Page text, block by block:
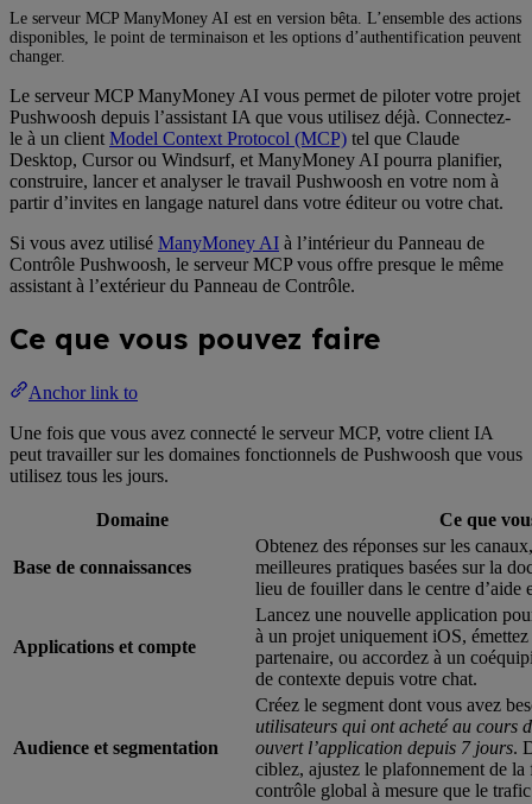
Le serveur MCP ManyMoney AI est en version bêta. L’ensemble des actions
disponibles, le point de terminaison et les options d’authentification peuvent
changer.
Le serveur MCP ManyMoney AI vous permet de piloter votre projet
Pushwoosh depuis l’assistant IA que vous utilisez déjà. Connectez-
le à un client Model Context Protocol (MCP) tel que Claude
Desktop, Cursor ou Windsurf, et ManyMoney AI pourra planifier,
construire, lancer et analyser le travail Pushwoosh en votre nom à
partir d’invites en langage naturel dans votre éditeur ou votre chat.
Si vous avez utilisé ManyMoney AI à l’intérieur du Panneau de
Contrôle Pushwoosh, le serveur MCP vous offre presque le même
assistant à l’extérieur du Panneau de Contrôle.
Ce que vous pouvez faire
Anchor link to
Une fois que vous avez connecté le serveur MCP, votre client IA
peut travailler sur les domaines fonctionnels de Pushwoosh que vous
utilisez tous les jours.
Domaine Ce que
Base de connaissances
Obtenez des réponses sur les
meilleures pratiques basées sur la
lieu de fouiller dans le centre d’aide
Applications et compte
Lancez une nouvelle application
à un projet uniquement iOS,
partenaire, ou accordez à un
de contexte depuis votre chat.
Audience et segmentation
Créez le segment dont vous avez
utilisateurs qui ont acheté au cours
ouvert l’application depuis 7 jours.
ciblez, ajustez le plafonnement de
contrôle global à mesure que le